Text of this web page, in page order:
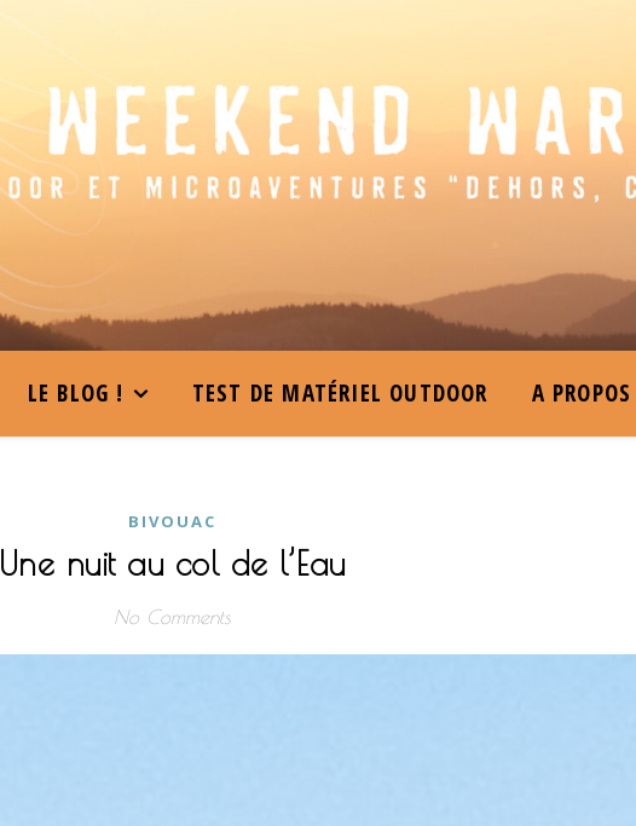
LE BLOG ! TEST DE MATÉRIEL OUTDOOR A PROPOS
BIVOUAC
Une nuit au col de l’Eau
No Comments